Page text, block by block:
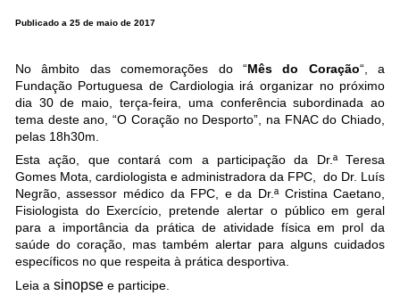
Publicado a 25 de maio de 2017
No âmbito das comemorações do “Mês do Coração“, a
Fundação Portuguesa de Cardiologia irá organizar no próximo
dia 30 de maio, terça-feira, uma conferência subordinada ao
tema deste ano, “O Coração no Desporto”, na FNAC do Chiado,
pelas 18h30m.
Esta ação, que contará com a participação da Dr.ª Teresa
Gomes Mota, cardiologista e administradora da FPC, do Dr. Luís
Negrão, assessor médico da FPC, e da Dr.ª Cristina Caetano,
Fisiologista do Exercício, pretende alertar o público em geral
para a importância da prática de atividade física em prol da
saúde do coração, mas também alertar para alguns cuidados
específicos no que respeita à prática desportiva.
Leia a sinopsee participe.